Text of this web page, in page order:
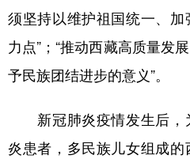
须坚持以维护祖国统一、
力点”；“推动西藏高质量发
予民族团结进步的意义”。
新冠肺炎疫情发生后，
炎患者，多民族儿女组成